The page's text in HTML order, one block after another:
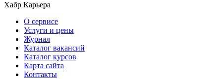
Хабр Карьера
О сервисе
Услуги и цены
Журнал
Каталог вакансий
Каталог курсов
Карта сайта
Контакты